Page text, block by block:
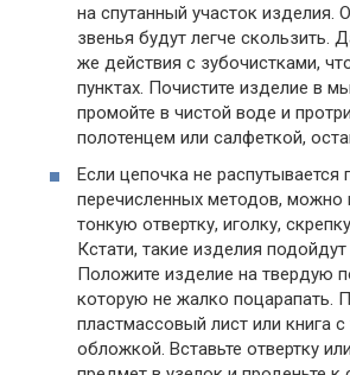
на спутанный участок изделия.
звенья будут легче скользить.
же действия с зубочистками,
пунктах. Почистите изделие в
промойте в чистой воде и
полотенцем или салфеткой,
Если цепочка не
перечисленных методов, можно
тонкую отвертку, иголку,
Кстати, такие изделия
Положите изделие на твердую
которую не жалко поцарапать.
пластмассовый лист или книга
обложкой. Вставьте отвертку